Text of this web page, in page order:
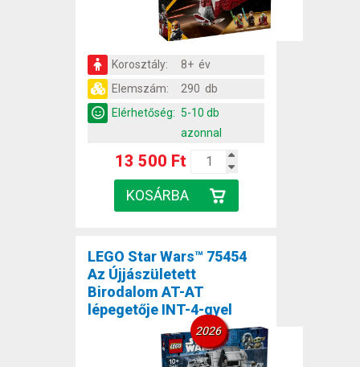
Korosztály:
8+ év
Elemszám:
290 db
Elérhetőség: 5-10 db
azonnal
13 500 Ft
LEGO Star Wars™ 75454
Az Újjászületett
Birodalom AT-AT
lépegetője INT-4-gyel
2026